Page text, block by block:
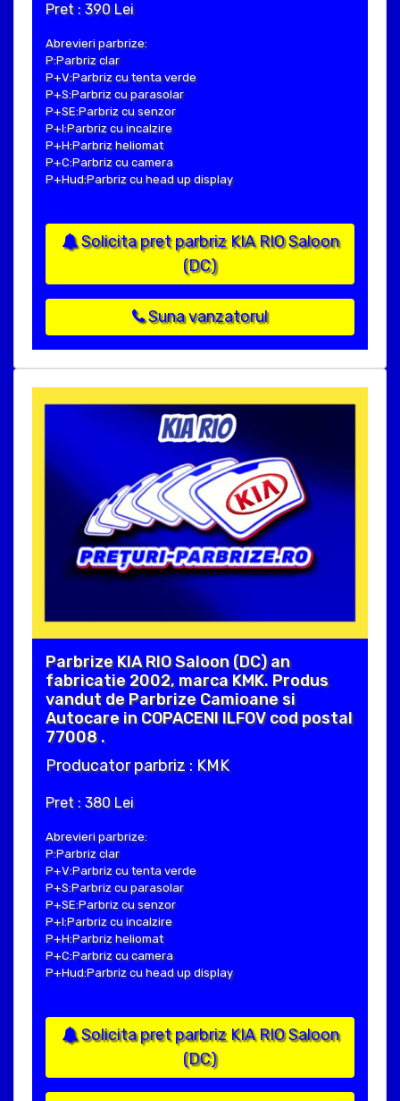
Pret : 390 Lei
Abrevieri parbrize:
P:Parbriz clar
P+V:Parbriz cu tenta verde
P+S:Parbriz cu parasolar
P+SE:Parbriz cu senzor
P+I:Parbriz cu incalzire
P+H:Parbriz heliomat
P+C:Parbriz cu camera
P+Hud:Parbriz cu head up display
Solicita pret parbriz KIA RIO Saloon
(DC)
Suna vanzatorul
Parbrize KIA RIO Saloon (DC) an
fabricatie 2002, marca KMK. Produs
vandut de Parbrize Camioane si
Autocare in COPACENI ILFOV cod postal
77008 .
Producator parbriz : KMK
Pret : 380 Lei
Abrevieri parbrize:
P:Parbriz clar
P+V:Parbriz cu tenta verde
P+S:Parbriz cu parasolar
P+SE:Parbriz cu senzor
P+I:Parbriz cu incalzire
P+H:Parbriz heliomat
P+C:Parbriz cu camera
P+Hud:Parbriz cu head up display
Solicita pret parbriz KIA RIO Saloon
(DC)